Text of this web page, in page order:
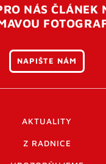
se váš účet ověří
zkontrolovat
NÁS ČLÁNEK
NAPIŠTE NÁM
AKTUALITY
Z RADNICE